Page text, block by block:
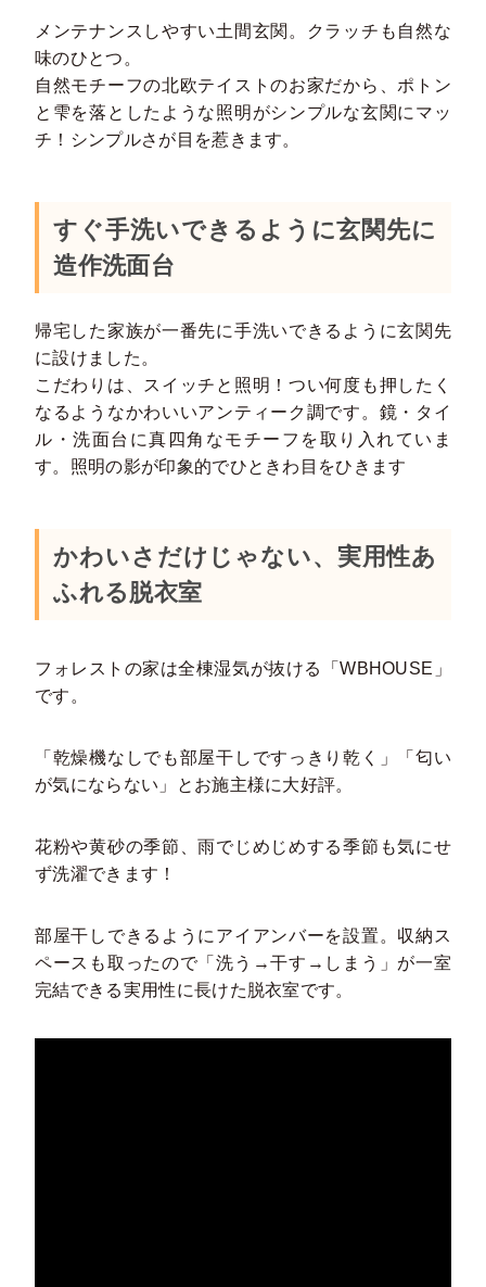
メンテナンスしやすい土間玄関。クラッチも自然な
味のひとつ。
自然モチーフの北欧テイストのお家だから、ポトン
と雫を落としたような照明がシンプルな玄関にマッ
チ！シンプルさが目を惹きます。
すぐ手洗いできるように玄関先に
造作洗面台
帰宅した家族が一番先に手洗いできるように玄関先
に設けました。
こだわりは、スイッチと照明！つい何度も押したく
なるようなかわいいアンティーク調です。鏡・タイ
ル・洗面台に真四角なモチーフを取り入れていま
す。照明の影が印象的でひときわ目をひきます
かわいさだけじゃない、実用性あ
ふれる脱衣室
フォレストの家は全棟湿気が抜ける「WBHOUSE」
です。
「乾燥機なしでも部屋干しですっきり乾く」「匂い
が気にならない」とお施主様に大好評。
花粉や黄砂の季節、雨でじめじめする季節も気にせ
ず洗濯できます！
部屋干しできるようにアイアンバーを設置。収納ス
ペースも取ったので「洗う→干す→しまう」が一室
完結できる実用性に長けた脱衣室です。